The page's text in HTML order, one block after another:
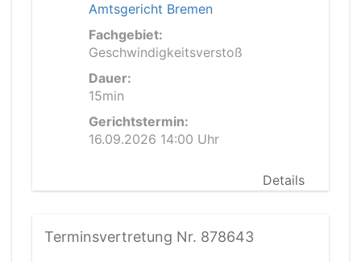
Amtsgericht Bremen
Fachgebiet:
Geschwindigkeitsverstoß
Dauer:
15min
Gerichtstermin:
16.09.2026 14:00 Uhr
Details
Terminsvertretung Nr. 878643